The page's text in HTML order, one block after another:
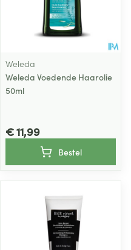
Weleda
Weleda Voedende Haarolie
50ml
€ 11,99
Bestel